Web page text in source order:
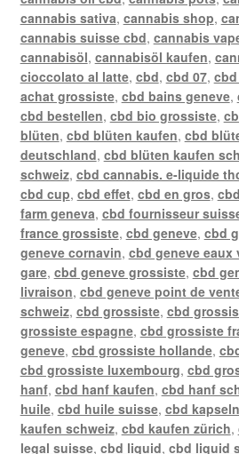
cannabis sativa, cannabis shop,
cannabis suisse cbd, cannabis
cannabisöl, cannabisöl kaufen,
cioccolato al latte, cbd, cbd 07, cbd
achat grossiste, cbd bains geneve,
cbd bestellen, cbd bio grossiste,
blüten, cbd blüten kaufen, cbd
deutschland, cbd blüten kaufen
schweiz, cbd cannabis. e-liquide
cbd cup, cbd effet, cbd en gros,
farm geneva, cbd fournisseur
france grossiste, cbd geneve, cbd
geneve cornavin, cbd geneve eaux
gare, cbd geneve grossiste, cbd
livraison, cbd geneve point de
schweiz, cbd grossiste, cbd
grossiste espagne, cbd grossiste
geneve, cbd grossiste hollande,
cbd grossiste luxembourg, cbd
hanf, cbd hanf kaufen, cbd hanf
huile, cbd huile suisse, cbd kapseln
kaufen schweiz, cbd kaufen zürich,
legal suisse, cbd liquid, cbd liquid